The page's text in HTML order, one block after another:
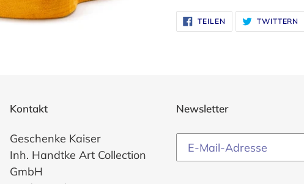
wird
zum
TEILEN
FACEBOOK
TEILEN
TWITTERN
Kontakt
Geschenke Kaiser
Inh. Handtke Art Collection
GmbH
Newsletter